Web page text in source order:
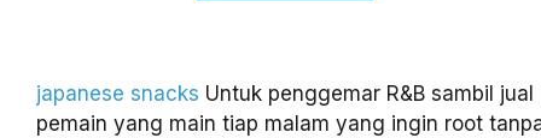
japanese snacks Untuk penggemar R&B sambil
pemain yang main tiap malam yang ingin root